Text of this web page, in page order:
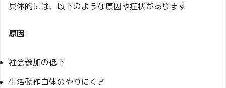
具体的には、以下のような原因や症状があります
原因:
社会参加の低下
生活動作自体のやりにくさ